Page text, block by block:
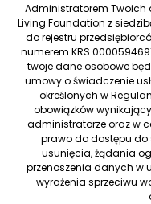
Administratorem Twoich
Living Foundation z
do rejestru
numerem KRS
twoje dane osobowe
umowy o świadczenie
określonych w
obowiązków
administratorze oraz w
prawo do dostępu
usunięcia, żądania
przenoszenia danych w
wyrażenia sprzeciwu